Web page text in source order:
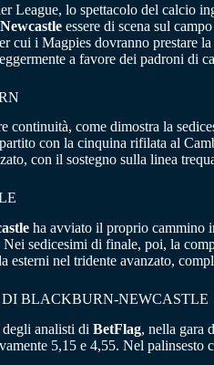
League, lo spettacolo del calcio
Newcastle essere di scena sul
cui i Magpies dovranno prestare
a favore dei padroni di
continuità, come dimostra la
con la cinquina rifilata al
con il sostegno sulla linea
ha avviato il proprio cammino
sedicesimi di finale, poi, la
esterni nel tridente avanzato,
BLACKBURN-NEWCASTLE
analisti di BetFlag, nella gara
5,15 e 4,55. Nel